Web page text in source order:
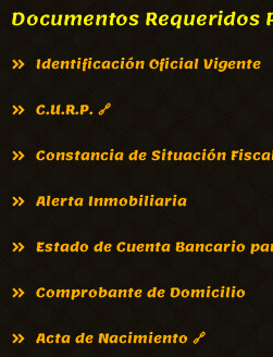
Documentos Requeridos
Identificación Oficial Vigente
C.U.R.P. 🔗
Constancia de Situación
Alerta Inmobiliaria
Estado de Cuenta Bancario
Comprobante de Domicilio
Acta de Nacimiento 🔗